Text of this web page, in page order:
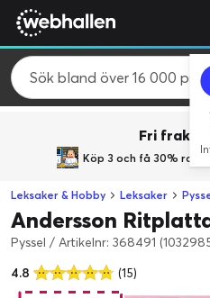
Fri frakt
Köp 3 och få 30%
Leksaker & Hobby Leksaker
Andersson
Pyssel / Artikelnr: 368491
4.8
(15)